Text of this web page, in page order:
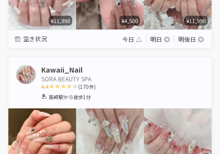
¥11,990 ¥4,500 ¥11,990
空き状況 今日 △ 明日 ◎ 明後日 ◎
Kawaii_Nail
SORA BEAUTY SPA
4.4
1 2 3 4 5
(170件)
高崎駅から徒歩1分